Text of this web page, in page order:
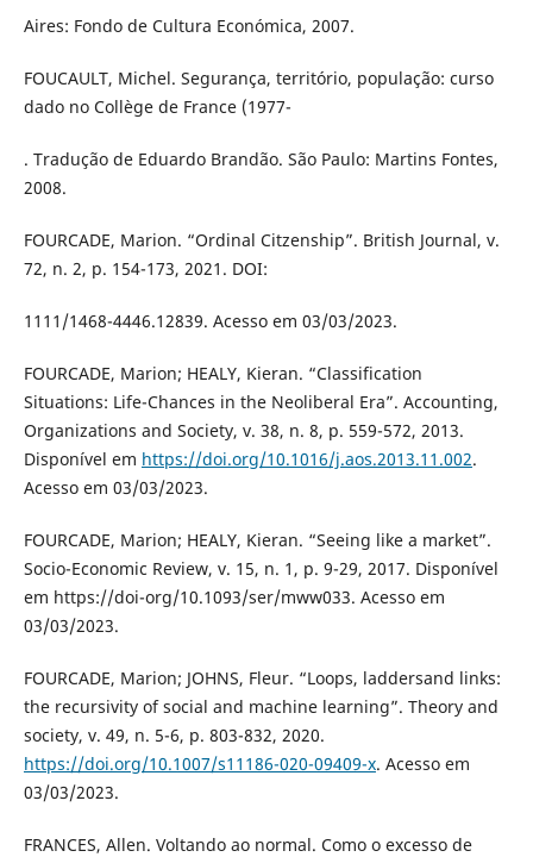
Aires: Fondo de Cultura Económica, 2007.
FOUCAULT, Michel. Segurança, território, população: curso
dado no Collège de France (1977-
. Tradução de Eduardo Brandão. São Paulo: Martins Fontes,
2008.
FOURCADE, Marion. “Ordinal Citzenship”. British Journal, v.
72, n. 2, p. 154-173, 2021. DOI:
1111/1468-4446.12839. Acesso em 03/03/2023.
FOURCADE, Marion; HEALY, Kieran. “Classification
Situations: Life-Chances in the Neoliberal Era”. Accounting,
Organizations and Society, v. 38, n. 8, p. 559-572, 2013.
Disponível em https://doi.org/10.1016/j.aos.2013.11.002.
Acesso em 03/03/2023.
FOURCADE, Marion; HEALY, Kieran. “Seeing like a market”.
Socio-Economic Review, v. 15, n. 1, p. 9-29, 2017. Disponível
em https://doi-org/10.1093/ser/mww033. Acesso em
03/03/2023.
FOURCADE, Marion; JOHNS, Fleur. “Loops, laddersand links:
the recursivity of social and machine learning”. Theory and
society, v. 49, n. 5-6, p. 803-832, 2020.
https://doi.org/10.1007/s11186-020-09409-x. Acesso em
03/03/2023.
FRANCES, Allen. Voltando ao normal. Como o excesso de